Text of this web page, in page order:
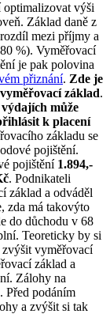
optimalizovat výši
Základ daně z
mezi příjmy a
%). Vyměřovací
je pak polovina
přiznání. Zde je
základ.
může
k placení
základu se
pojištění.
pojištění 1.894,-
. Podnikateli
základ a odváděl
zda má takovýto
do důchodu v 68
Teoreticky by si
zvýšit vyměřovací
základ a
Zálohy na
Před podáním
a zvýšit si tak